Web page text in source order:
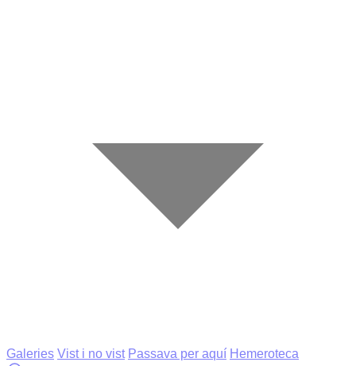
Galeries Vist i no vist Passava per aquí Hemeroteca